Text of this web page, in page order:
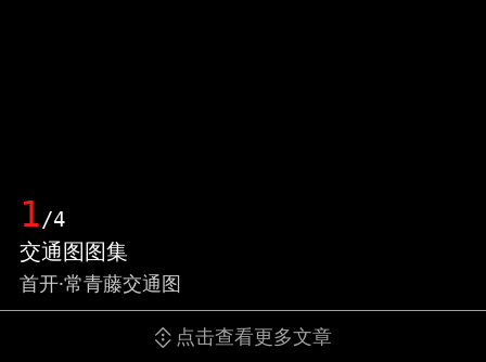
1/4
交通图图集
首开·常青藤交通图
点击查看更多文章